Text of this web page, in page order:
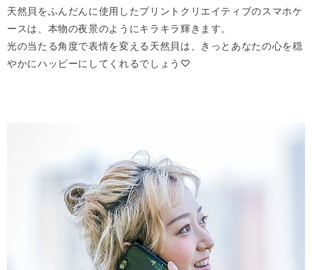
天然貝をふんだんに使用したプリントクリエイティブのスマホケ
ースは、本物の夜景のようにキラキラ輝きます。
光の当たる角度で表情を変える天然貝は、きっとあなたの心を穏
やかにハッピーにしてくれるでしょう♡